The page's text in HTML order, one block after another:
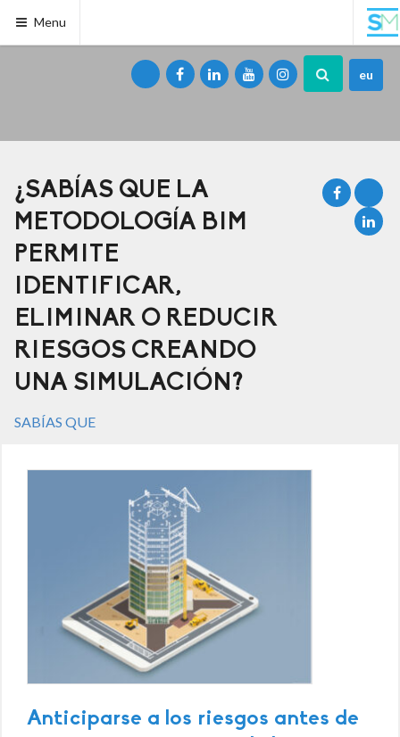
Menu
eu
¿SABÍAS QUE LA
METODOLOGÍA BIM
PERMITE
IDENTIFICAR,
ELIMINAR O REDUCIR
RIESGOS CREANDO
UNA SIMULACIÓN?
SABÍAS QUE
Anticiparse a los riesgos antes de